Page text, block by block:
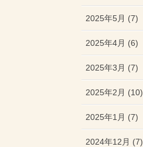
2025年5月 (7)
2025年4月 (6)
2025年3月 (7)
2025年2月 (10)
2025年1月 (7)
2024年12月 (7)